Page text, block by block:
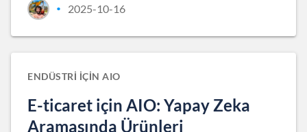
• 2025-10-16
ENDÜSTRI IÇIN AIO
E-ticaret için AIO: Yapay Zeka
Aramasında Ürünleri